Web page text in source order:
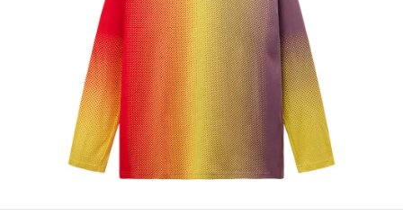
#NEW VINTAGE #マイナーグッド図鑑
#路地裏てぃーん。 #MONTHLY JOURNAL
#GH 銘品の所以 #フイナムのYouTube
#Commune H #FOCUS IT #AH.H
#ととけん #FASHION #MUSIC #MOVIE
#LIFESTYLE #SNEAKER #OUTDOOR